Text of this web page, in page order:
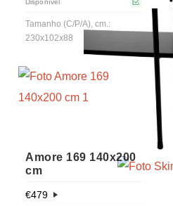
Disponível
Tamanho (C/P/A), cm.:
230x102x88
Amore 169 140x200
cm
€479